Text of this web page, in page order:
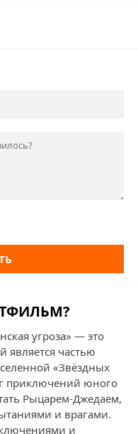
угроза» — это
частью
«Звёздных
приключений юного
Рыцарем-Джедаем,
и врагами.
и